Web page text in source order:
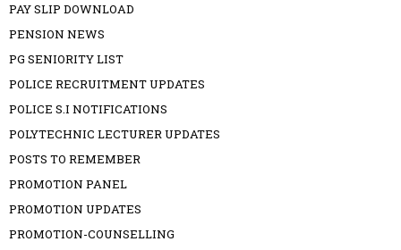
PAY SLIP DOWNLOAD
PENSION NEWS
PG SENIORITY LIST
POLICE RECRUITMENT UPDATES
POLICE S.I NOTIFICATIONS
POLYTECHNIC LECTURER UPDATES
POSTS TO REMEMBER
PROMOTION PANEL
PROMOTION UPDATES
PROMOTION-COUNSELLING